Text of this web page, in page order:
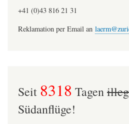
+41 (0)43 816 21 31
Reklamation per Email an
Seit 8318 Tagen
Südanflüge!